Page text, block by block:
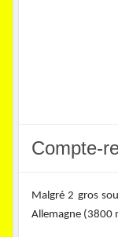
Compte-
Malgré 2 gros
Allemagne (3800